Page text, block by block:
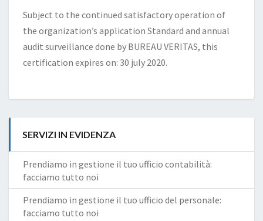
Subject to the continued satisfactory operation of
the organization’s application Standard and annual
audit surveillance done by BUREAU VERITAS, this
certification expires on: 30 july 2020.
SERVIZI IN EVIDENZA
Prendiamo in gestione il tuo ufficio contabilità:
facciamo tutto noi
Prendiamo in gestione il tuo ufficio del personale:
facciamo tutto noi